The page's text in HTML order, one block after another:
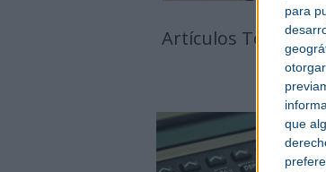
para
que
Artículos Técnicos